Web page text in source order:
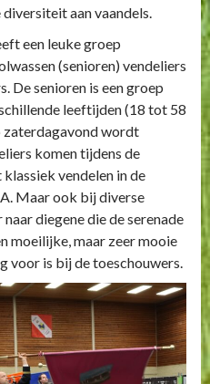
aan vaandels.
een leuke groep
(senioren) vendeliers
De senioren is een groep
leeftijden (18 tot 58
zaterdagavond wordt
komen tijdens de
vendelen in de
Maar ook bij diverse
diegene die de serenade
moeilijke, maar zeer mooie
voor is bij de toeschouwers.